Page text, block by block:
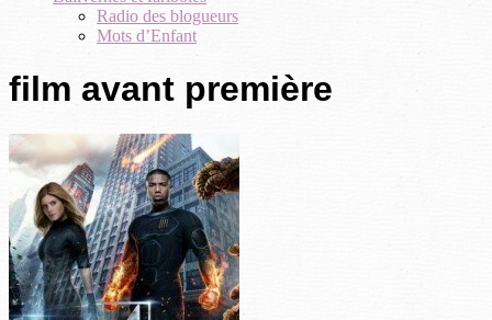
Radio des blogueurs
Mots d’Enfant
film avant première